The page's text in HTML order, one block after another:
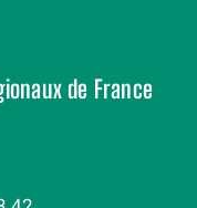
de France